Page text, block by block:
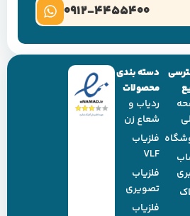
0912-4455400
دسته بندی
محصولات
ردیاب و
شعاع زن
فلزیاب
VLF
فلزیاب
تصویری
فلزیاب